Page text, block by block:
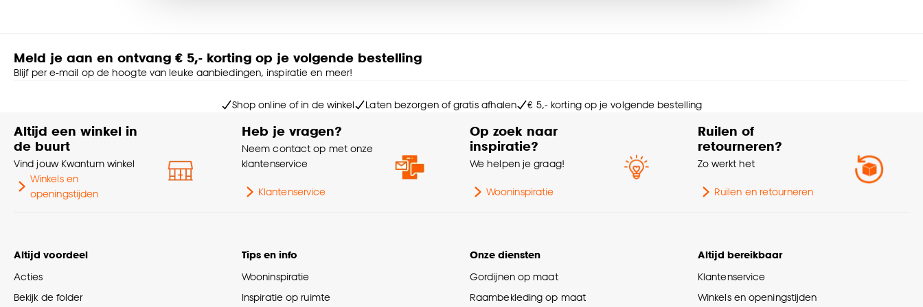
Laagpolig
Geschikt voor ruimte
Woonkamer, Zithoek,
Standaard afmetingen 190x280cm
Vloerverwarming
Meld je aan en ontvang € 5,- korting op je volgende bestelling
Blijf per e-mail op de hoogte van leuke aanbiedingen, inspiratie en meer!
Shop online of in de winkel Laten bezorgen of gratis afhalen € 5,- korting op je volgende bestelling
Altijd een winkel in
de buurt
Vind jouw Kwantum winkel
Winkels en
openingstijden
Heb je vragen?
Neem contact op met onze
klantenservice
Klantenservice
Op zoek naar
inspiratie?
We helpen je graag!
Wooninspiratie
Ruilen of
retourneren?
Zo werkt het
Ruilen en retourneren
Altijd voordeel
Acties
Bekijk de folder
Tips en info
Wooninspiratie
Inspiratie op ruimte
Onze diensten
Gordijnen op maat
Raambekleding op maat
Altijd bereikbaar
Klantenservice
Winkels en openingstijden